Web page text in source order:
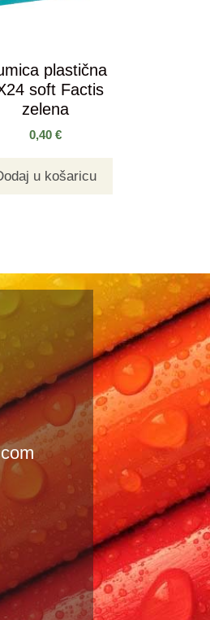
plastična
soft Factis
zelena
0,40 €
u košaricu